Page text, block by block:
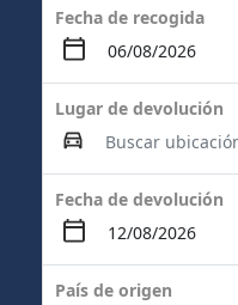
Fecha de recogida
Lugar de devolución
Fecha de devolución
País de origen